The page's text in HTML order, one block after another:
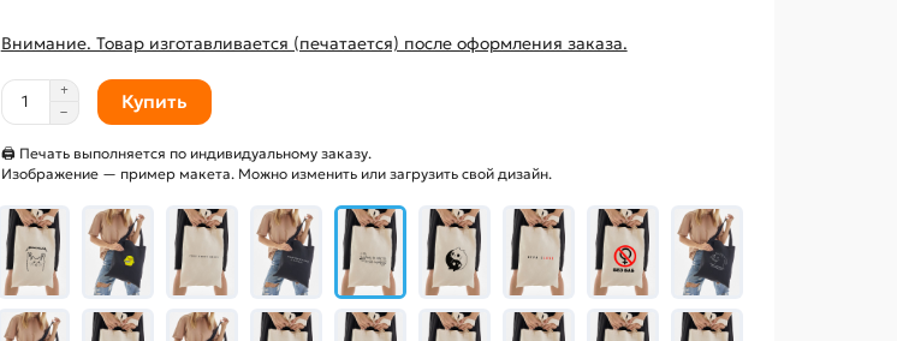
Внимание. Товар изготавливается (печатается) после оформления заказа.
Купить
🖨 Печать выполняется по индивидуальному заказу.
Изображение — пример макета. Можно изменить или загрузить свой дизайн.